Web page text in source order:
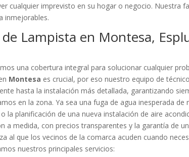
cualquier imprevisto en su hogar o negocio. Nuestra
inmejorables.
Lampista en Montesa,
una cobertura integral para solucionar cualquier
Montesa es crucial, por eso nuestro equipo de
hasta la instalación más detallada, garantizando
en la zona. Ya sea una fuga de agua inesperada de
la planificación de una nueva instalación de aire
a medida, con precios transparentes y la garantía de
al que los vecinos de la comarca acuden cuando
nuestros principales servicios: